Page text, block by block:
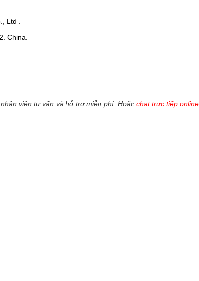
Ltd .
China.
viên tư vấn và hỗ trợ miễn phí. Hoặc chat trực tiếp online